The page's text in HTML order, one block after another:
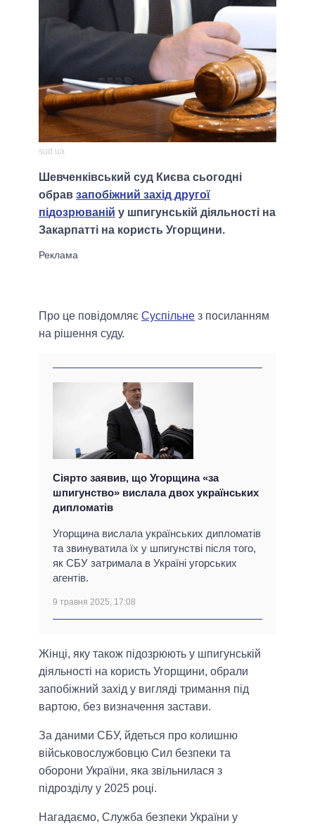
sud.ua
Шевченківський суд Києва сьогодні
обрав запобіжний захід другої
підозрюваній у шпигунській діяльності на
Закарпатті на користь Угорщини.
Про це повідомляє Суспільне з посиланням
на рішення суду.
Сіярто заявив, що Угорщина «за
шпигунство» вислала двох українських
дипломатів
Угорщина вислала українських дипломатів
та звинуватила їх у шпигунстві після того,
як СБУ затримала в Україні угорських
агентів.
9 травня 2025, 17:08
Жінці, яку також підозрюють у шпигунській
діяльності на користь Угорщини, обрали
запобіжний захід у вигляді тримання під
вартою, без визначення застави.
За даними СБУ, йдеться про колишню
військовослужбовцю Сил безпеки та
оборони України, яка звільнилася з
підрозділу у 2025 році.
Нагадаємо, Служба безпеки України у